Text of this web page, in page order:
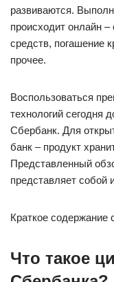
развиваются.
происходит онлайн
средств, погашение
прочее.
Воспользоваться
технологий сегодня
Сбербанк. Для
банк – продукт
Представленный
представляет собой
Краткое содержание
Что такое